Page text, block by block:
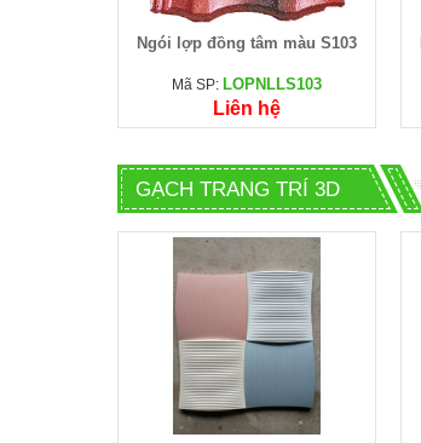
Ngói lợp đồng tâm màu S103
Mã SP: LOPNLLS103
Liên hệ
GẠCH TRANG TRÍ 3D